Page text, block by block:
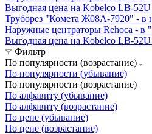
Выгодная цена на Kobelco LB-
Труборез "Комета Ж08А-7920" - в
Наружные центраторы Rehoca - в
Выгодная цена на Kobelco LB-
Фильтр
По популярности (возрастание)
По популярности (убывание)
По популярности (возрастание)
По алфавиту (убывание)
По алфавиту (возрастание)
По цене (убывание)
По цене (возрастание)